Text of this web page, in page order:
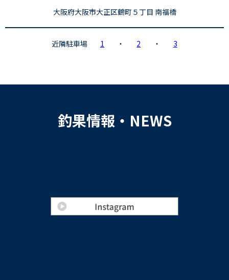
大阪府大阪市大正区鶴町５丁目 南福橋
近隣駐車場 1 ・ 2 ・ 3
釣果情報・NEWS